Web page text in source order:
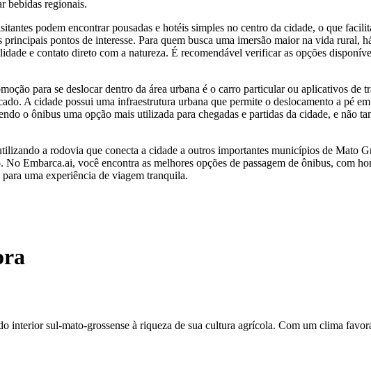
bebidas regionais.
podem encontrar pousadas e hotéis simples no centro da cidade, o que
pontos de interesse. Para quem busca uma imersão maior na vida rural,
e contato direto com a natureza. É recomendável verificar as opções
para se deslocar dentro da área urbana é o carro particular ou aplicativos de
A cidade possui uma infraestrutura urbana que permite o deslocamento a pé
o ônibus uma opção mais utilizada para chegadas e partidas da cidade, e não
a rodovia que conecta a cidade a outros importantes municípios de Mato
Embarca.ai, você encontra as melhores opções de passagem de ônibus, com
uma experiência de viagem tranquila.
interior sul-mato-grossense à riqueza de sua cultura agrícola. Com um clima